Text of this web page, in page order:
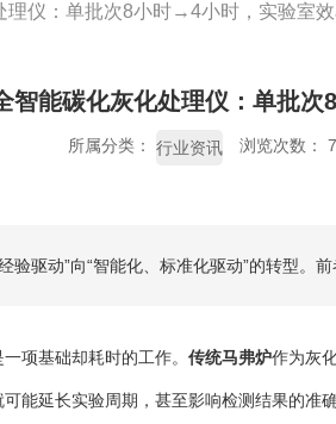
理仪：单批次8小时→4小时，实验室
智能碳化灰化处理仪：单批
所属分类： 行业资讯 浏览次数：
驱动”向“智能化、标准化驱动”的转型。
项基础却耗时的工作。 传统马弗炉作为灰
能延长实验周期，甚至影响检测结果的准